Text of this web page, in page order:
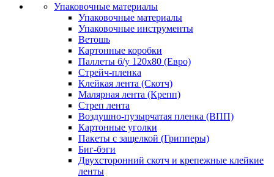
Упаковочные материалы
Упаковочные материалы
Упаковочные инструменты
Ветошь
Картонные коробки
Паллеты б/у 120х80 (Евро)
Стрейч-пленка
Клейкая лента (Скотч)
Малярная лента (Крепп)
Стреп лента
Воздушно-пузырчатая пленка (ВПП)
Картонные уголки
Пакеты с защелкой (Грипперы)
Биг-бэги
Двухсторонний скотч и крепежные клейкие
ленты